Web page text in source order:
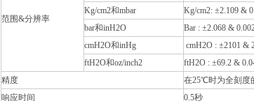
范围&分辨率
Kg/cm2和mbar
Kg/cm2: ±2.109 &
bar和inH2O
Bar : ±2.068 &
cmH2O和inHg
cmH2O : ±2101 &
ftH2O和oz/inch2
ftH2O : ±69.2 &
精度
在25℃时为全刻度
响应时间
0.5秒